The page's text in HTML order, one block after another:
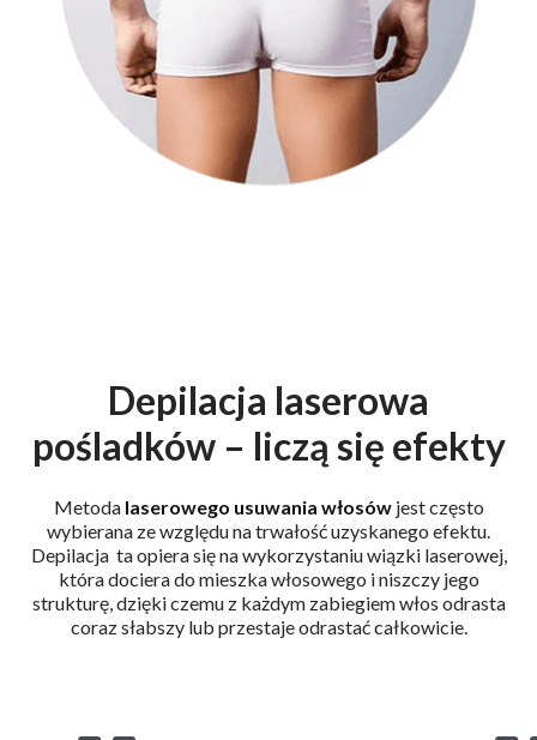
Depilacja laserowa
pośladków – liczą się efekty
Metoda laserowego usuwania włosów jest często
wybierana ze względu na trwałość uzyskanego efektu.
Depilacja ta opiera się na wykorzystaniu wiązki laserowej,
która dociera do mieszka włosowego i niszczy jego
strukturę, dzięki czemu z każdym zabiegiem włos odrasta
coraz słabszy lub przestaje odrastać całkowicie.